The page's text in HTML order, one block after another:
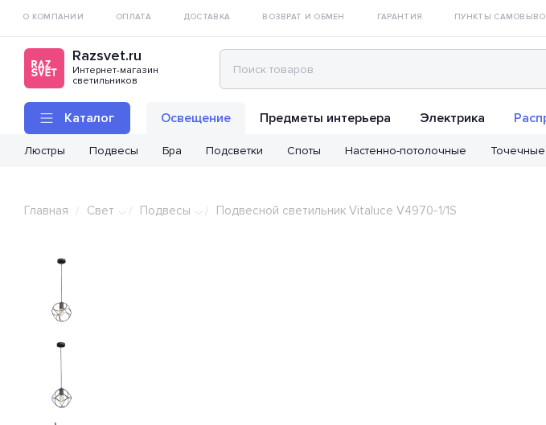
О КОМПАНИИ ОПЛАТА ДОСТАВКА ВОЗВРАТ И ОБМЕН ГАРАНТИЯ ПУНКТЫ
Razsvet.ru
Интернет-магазин
светильников
Каталог Освещение
Люстры Подвесы Бра Подсветки Споты Настенно-потолочные Точечные
Предметы интерьера Электрика
Главная / Свет / Подвесы / Подвесной светильник Vitaluce V4970-1/1S